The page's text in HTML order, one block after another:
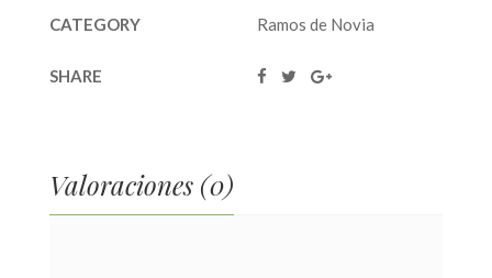
CATEGORY Ramos de Novia
SHARE
Valoraciones (0)